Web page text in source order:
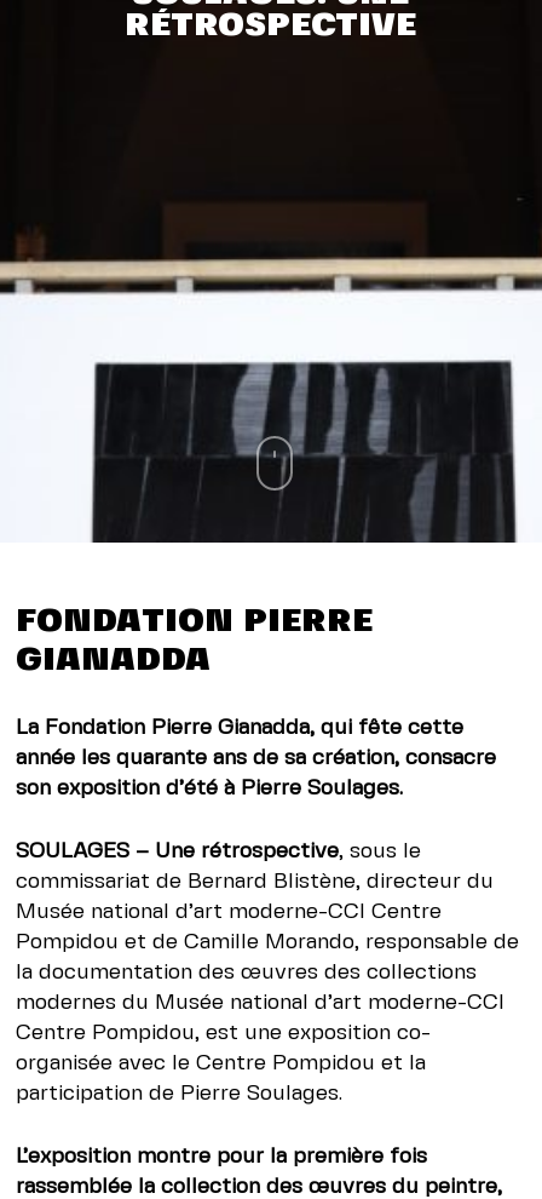
RÉTROSPECTIVE
FONDATION PIERRE
GIANADDA
La Fondation Pierre Gianadda, qui fête cette
année les quarante ans de sa création, consacre
son exposition d’été à Pierre Soulages.
SOULAGES – Une rétrospective, sous le
commissariat de Bernard Blistène, directeur du
Musée national d’art moderne-CCI Centre
Pompidou et de Camille Morando, responsable de
la documentation des œuvres des collections
modernes du Musée national d’art moderne-CCI
Centre Pompidou, est une exposition co-
organisée avec le Centre Pompidou et la
participation de Pierre Soulages.
L’exposition montre pour la première fois
rassemblée la collection des œuvres du peintre,